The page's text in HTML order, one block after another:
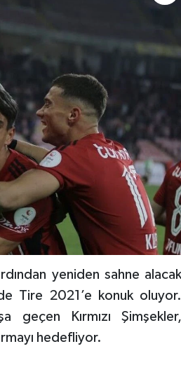
yeniden sahne
Tire 2021’e konuk oluyor.
Kırmızı Şimşekler,
hedefliyor.